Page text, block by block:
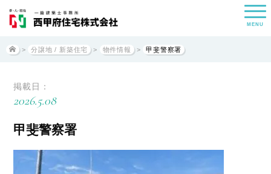
MENU
> 分譲地 / 新築住宅 > 物件情報 > 甲斐警察署
掲載日：
2026.5.08
甲斐警察署